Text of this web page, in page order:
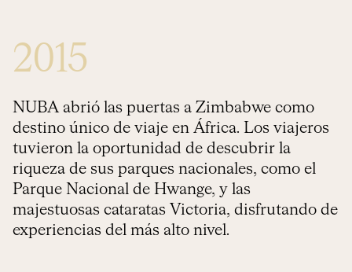
2015
NUBA abrió las puertas a Zimbabwe como
destino único de viaje en África. Los viajeros
tuvieron la oportunidad de descubrir la
riqueza de sus parques nacionales, como el
Parque Nacional de Hwange, y las
majestuosas cataratas Victoria, disfrutando de
experiencias del más alto nivel.